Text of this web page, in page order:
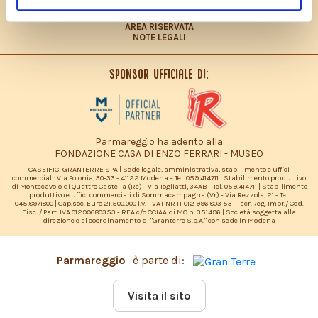
AREA RISERVATA
NOTE LEGALI
Sponsor ufficiale di:
Parmareggio ha aderito alla
FONDAZIONE CASA DI ENZO FERRARI - MUSEO
CASEIFICI GRANTERRE SPA | Sede legale, amministrativa, stabilimento e uffici
commerciali: Via Polonia, 30-33 - 41122 Modena – Tel. 059.414711 | Stabilimento produttivo
di Montecavolo di Quattro Castella (Re) - Via Togliatti, 34AB - Tel. 059.414711 | Stabilimento
produttivo e uffici commerciali di Sommacampagna (Vr) - Via Rezzola, 21 - Tel.
045.8971800 | Cap.soc. Euro 21.500.000 i.v. - VAT NR IT 012 996 803 53 - Iscr.Reg. Impr./ Cod.
Fisc. / Part. IVA 01299680353 - REA c/o CCIAA di MO n. 351496 | Società soggetta alla
direzione e al coordinamento di "Granterre S.p.A." con sede in Modena
Parmareggio è parte di:
Visita il sito